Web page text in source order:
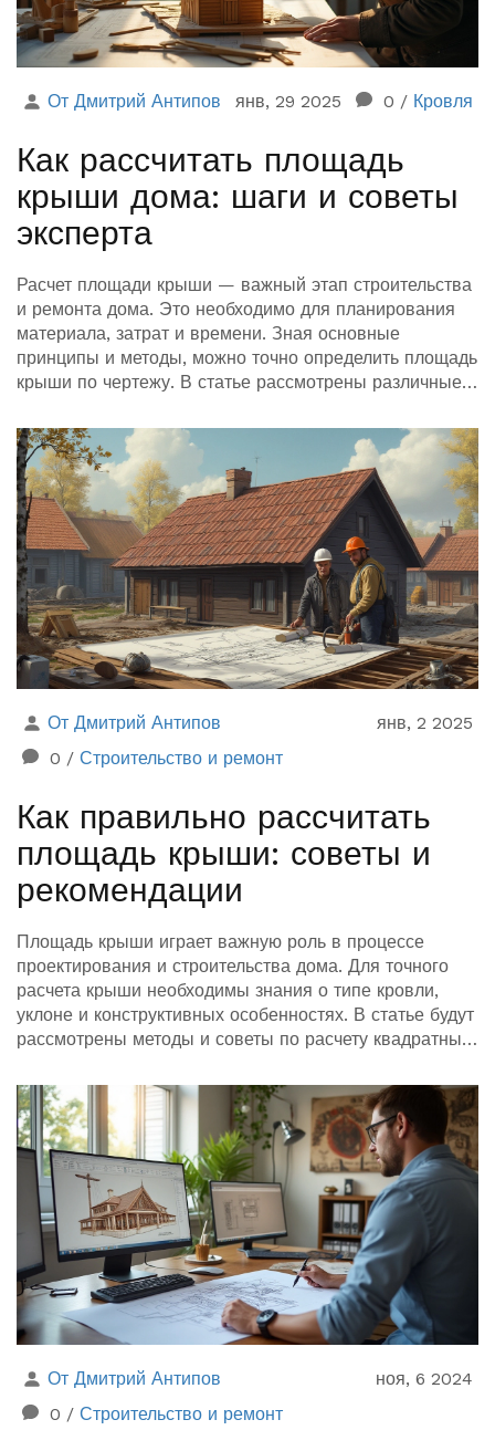
От Дмитрий Антипов янв, 29 2025 0 / Кровля
Как рассчитать площадь
крыши дома: шаги и советы
эксперта
Расчет площади крыши — важный этап строительства
и ремонта дома. Это необходимо для планирования
материала, затрат и времени. Зная основные
принципы и методы, можно точно определить площадь
крыши по чертежу. В статье рассмотрены различные
расчета.
От Дмитрий Антипов
янв, 2 2025
0 / Строительство и ремонт
Как правильно рассчитать
площадь крыши: советы и
рекомендации
Площадь крыши играет важную роль в процессе
проектирования и строительства дома. Для точного
расчета крыши необходимы знания о типе кровли,
уклоне и конструктивных особенностях. В статье будут
рассмотрены методы и советы по расчету квадратных
следует учитывать. Читателю будет предоставлена
полезная информация для самостоятельного расчета
и выбора материалов.
От Дмитрий Антипов
ноя, 6 2024
0 / Строительство и ремонт